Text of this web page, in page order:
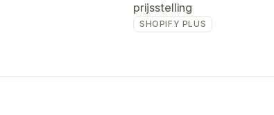
prijsstelling
SHOPIFY PLUS